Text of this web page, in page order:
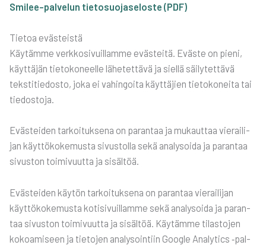
Smi­lee-pal­ve­lun tie­to­suo­ja­se­los­te (PDF)
Tie­toa eväs­teis­tä
Käy­täm­me verk­ko­si­vuil­lam­me eväs­tei­tä. Eväs­te on pie­ni,
käyt­tä­jän tie­to­ko­neel­le lähe­tet­tä­vä ja siel­lä säi­ly­tet­tä­vä
teks­ti­tie­dos­to, joka ei vahin­goi­ta käyt­tä­jien tie­to­ko­nei­ta tai
tie­dos­to­ja.
Eväs­tei­den tar­koi­tuk­se­na on paran­taa ja mukaut­taa vie­rai­li­
jan käyt­tö­ko­ke­mus­ta sivus­tol­la sekä ana­ly­soi­da ja paran­taa
sivus­ton toi­mi­vuut­ta ja sisäl­töä.
Eväs­tei­den käy­tön tar­koi­tuk­se­na on paran­taa vie­rai­li­jan
käyt­tö­ko­ke­mus­ta koti­si­vuil­lam­me sekä ana­ly­soi­da ja paran­
taa sivus­ton toi­mi­vuut­ta ja sisäl­töä. Käy­täm­me tilas­to­jen
kokoa­mi­seen ja tie­to­jen ana­ly­soin­tiin Google Ana­ly­tics ‑pal­